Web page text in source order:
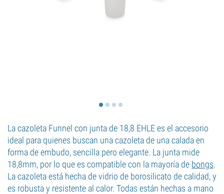
La cazoleta Funnel con junta de 18,8 EHLE es el accesorio
ideal para quienes buscan una cazoleta de una calada en
forma de embudo, sencilla pero elegante. La junta mide
18,8mm, por lo que es compatible con la mayoría de bongs.
La cazoleta está hecha de vidrio de borosilicato de calidad, y
es robusta y resistente al calor. Todas están hechas a mano